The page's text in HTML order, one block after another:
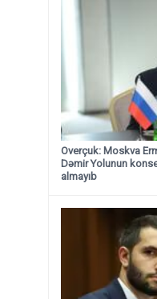
Overçuk: Moskva
Dəmir Yolunun
almayıb